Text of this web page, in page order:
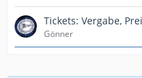
Tickets: Vergabe,
Gönner